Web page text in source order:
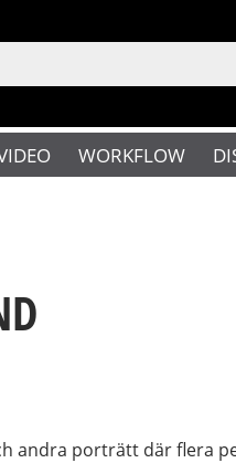
WORKFLOW
porträtt där flera